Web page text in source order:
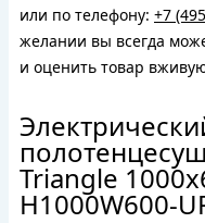
или по телефону: +7
желании вы всегда
и оценить товар
Triangle
H1000W600-